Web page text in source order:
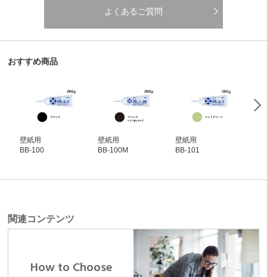
よくあるご質問
おすすめ商品
壁紙用
BB-100
壁紙用
BB-100M
壁紙用
BB-101
関連コンテンツ
How to Choose